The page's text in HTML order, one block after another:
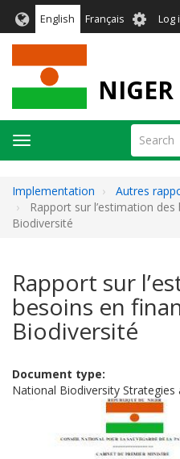
English Français User
Log
Search
Toggle
navigation
Implementation
Autres
Rapport sur l’estimation
Biodiversité
Rapport sur
besoins en
Biodiversité
Document type
National Biodiversity Strategies